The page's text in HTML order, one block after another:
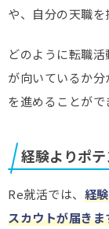
や、自分の天職を
どのように転職
が向いているか
を進めることがで
経験よりポ
Re就活では、 経
スカウトが届きま